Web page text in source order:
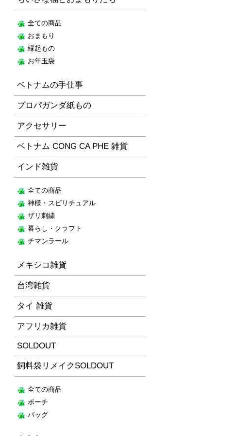
全ての商品
おまもり
縁起もの
お年玉袋
ベトナムの手仕事
プロパガンダ紙もの
アクセサリー
ベトナム CONG CA PHE 雑貨
インド雑貨
全ての商品
神様・スピリチュアル
ザリ刺繍
暮らし・クラフト
チマンラール
メキシコ雑貨
台湾雑貨
タイ 雑貨
アフリカ雑貨
SOLDOUT
飼料袋リメイクSOLDOUT
全ての商品
ポーチ
バッグ